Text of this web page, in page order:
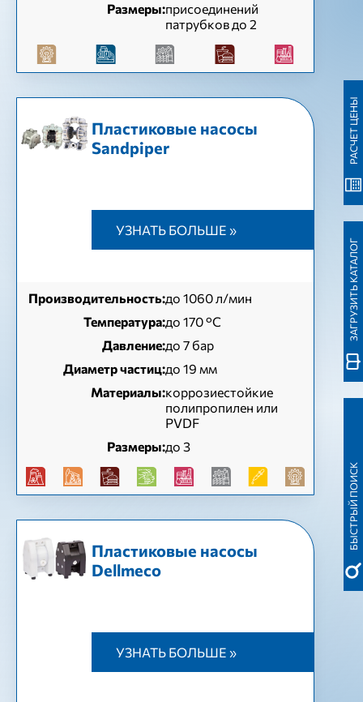
Размеры:присоединений
патрубков до 2
Пластиковые насосы
Sandpiper
УЗНАТЬ БОЛЬШЕ »
Производительность:до 1060 л/мин
Температура:до 170 °C
Давление:до 7 бар
Диаметр частиц:до 19 мм
Материалы:коррозиестойкие
полипропилен или
PVDF
Размеры:до 3
Пластиковые насосы
Dellmeco
УЗНАТЬ БОЛЬШЕ »
БЫСТРЫЙ ПОИСК
ЗАГРУЗИТЬ КАТАЛОГ
РАСЧЕТ ЦЕНЫ